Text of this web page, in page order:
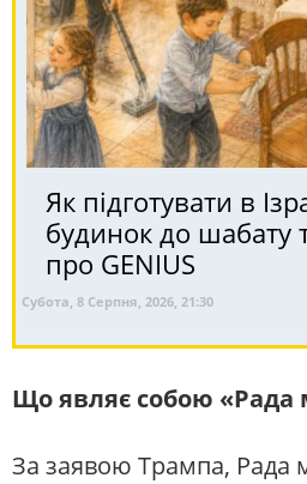
Як підготувати в
будинок до шабату
про GENIUS
Субота, 8 Серпня, 2026, 21:30
Що являє собою «Рада
За заявою Трампа, Рада